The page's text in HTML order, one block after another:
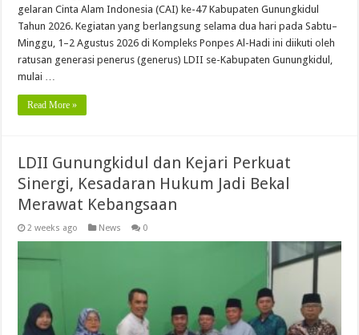
gelaran Cinta Alam Indonesia (CAI) ke-47 Kabupaten Gunungkidul
Tahun 2026. Kegiatan yang berlangsung selama dua hari pada Sabtu–
Minggu, 1–2 Agustus 2026 di Kompleks Ponpes Al-Hadi ini diikuti oleh
ratusan generasi penerus (generus) LDII se-Kabupaten Gunungkidul,
mulai …
Read More »
LDII Gunungkidul dan Kejari Perkuat
Sinergi, Kesadaran Hukum Jadi Bekal
Merawat Kebangsaan
2 weeks ago News 0